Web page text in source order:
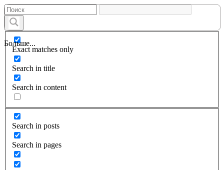
Больше...
Exact matches only
Search in title
Search in content
Search in posts
Search in pages